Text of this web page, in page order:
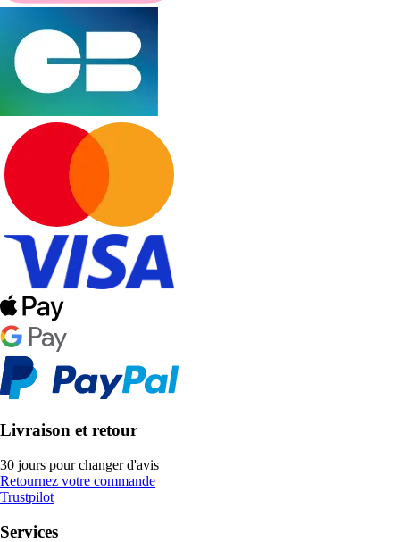
Livraison et retour
30 jours pour changer d'avis
Retournez votre commande
Trustpilot
Services